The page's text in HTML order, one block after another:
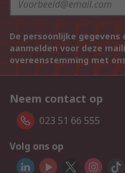
De persoonlijke
aanmelden voor deze
overeenstemming met
Neem contact op
023 51 66 555
Volg ons op